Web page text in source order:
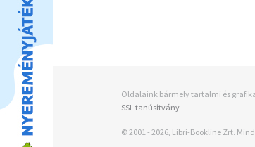
Oldalaink bármely tartalmi és
SSL tanúsítvány
© 2001 - 2026, Libri-Bookline Zrt.